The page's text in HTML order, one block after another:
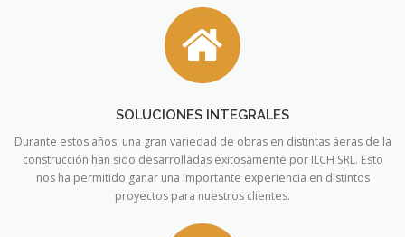
SOLUCIONES INTEGRALES
Durante estos años, una gran variedad de obras en distintas áeras de la
construcción han sido desarrolladas exitosamente por ILCH SRL. Esto
nos ha permitido ganar una importante experiencia en distintos
proyectos para nuestros clientes.